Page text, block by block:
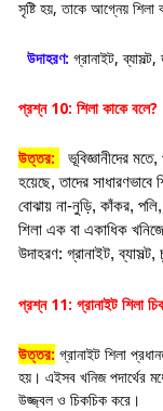
সৃষ্টি হয়, তাকে আগ্নেয় শিলা
উদাহরণ: গ্রানাইট,
প্রশ্ন 10: শিলা কাকে বলে?
উত্তর:
ভূবিজ্ঞানীদের
হয়েছে, তাদের
বোঝায় না-নুড়ি, কাঁকর,
শিলা এক বা একাধিক
উদাহরণ: গ্রানাইট, ব্যাসল্ট,
প্রশ্ন 11: গ্রানাইট শিলা
উত্তর: গ্রানাইট শিলা
হয়। এইসব খনিজ পদার্থের
উজ্জ্বল ও চিকচিক করে।